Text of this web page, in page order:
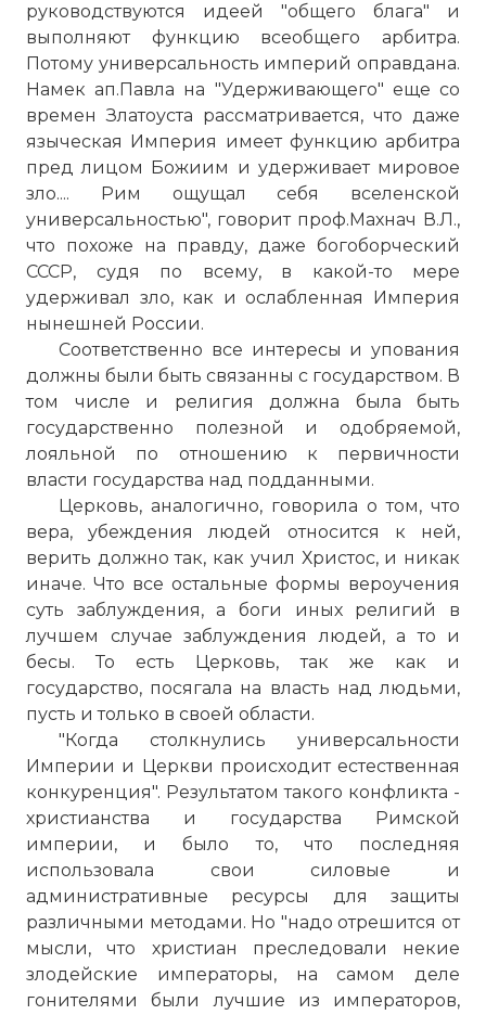
руководствуются идеей "общего блага" и
выполняют функцию всеобщего арбитра.
Потому универсальность империй оправдана.
Намек ап.Павла на "Удерживающего" еще со
времен Златоуста рассматривается, что даже
языческая Империя имеет функцию арбитра
пред лицом Божиим и удерживает мировое
зло.... Рим ощущал себя вселенской
универсальностью", говорит проф.Махнач В.Л.,
что похоже на правду, даже богоборческий
СССР, судя по всему, в какой-то мере
удерживал зло, как и ослабленная Империя
нынешней России.
Соответственно все интересы и упования
должны были быть связанны с государством. В
том числе и религия должна была быть
государственно полезной и одобряемой,
лояльной по отношению к первичности
власти государства над подданными.
Церковь, аналогично, говорила о том, что
вера, убеждения людей относится к ней,
верить должно так, как учил Христос, и никак
иначе. Что все остальные формы вероучения
суть заблуждения, а боги иных религий в
лучшем случае заблуждения людей, а то и
бесы. То есть Церковь, так же как и
государство, посягала на власть над людьми,
пусть и только в своей области.
"Когда столкнулись универсальности
Империи и Церкви происходит естественная
конкуренция". Результатом такого конфликта -
христианства и государства Римской
империи, и было то, что последняя
использовала свои силовые и
административные ресурсы для защиты
различными методами. Но "надо отрешится от
мысли, что христиан преследовали некие
злодейские императоры, на самом деле
гонителями были лучшие из императоров,